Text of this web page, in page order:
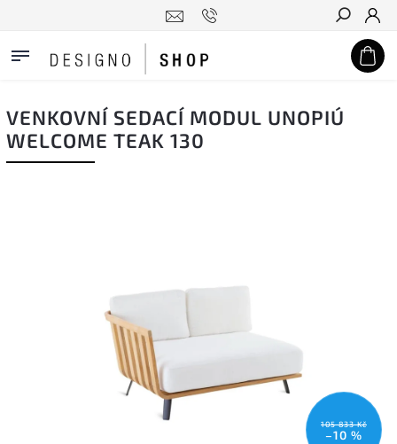
Hledat
VENKOVNÍ SEDACÍ MODUL UNOPIÚ
WELCOME TEAK 130
105 833 Kč
–10 %